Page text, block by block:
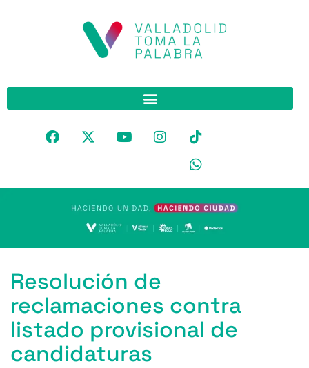
Resolución de
reclamaciones contra
listado provisional de
candidaturas